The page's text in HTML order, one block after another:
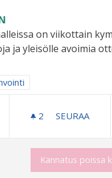
on viikottain
ja yleisölle avoimia
mukaan: Terveys ja
2 2 SEURAAJAA
SEURAA
Kannatus poissa